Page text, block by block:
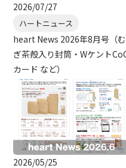
2026/07/27
ハートニュース
heart News 2026年8月号（む
ぎ茶殻入り封筒・Wケント
カード など）
2026/05/25